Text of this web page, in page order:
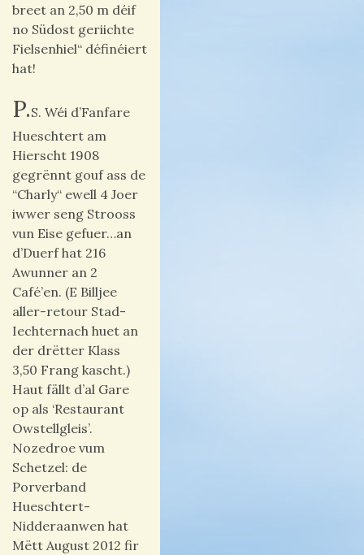
breet an 2,50 m déif
no Südost geriichte
Fielsenhiel“ définéiert
hat!
P.S. Wéi d’Fanfare
Hueschtert am
Hierscht 1908
gegrënnt gouf ass de
“Charly“ ewell 4 Joer
iwwer seng Strooss
vun Eise gefuer…an
d’Duerf hat 216
Awunner an 2
Café’en. (E Billjee
aller-retour Stad-
Iechternach huet an
der drëtter Klass
3,50 Frang kascht.)
Haut fällt d’al Gare
op als ‘Restaurant
Owstellgleis’.
Nozedroe vum
Schetzel: de
Porverband
Hueschtert-
Nidderaanwen hat
Mëtt August 2012 fir